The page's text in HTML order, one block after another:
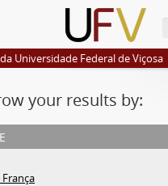
Universidade Federal de Viçosa
your results by:
França